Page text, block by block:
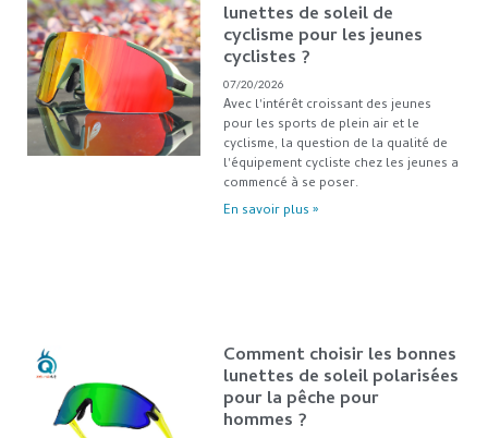
lunettes de soleil de
cyclisme pour les jeunes
cyclistes ?
07/20/2026
Avec l'intérêt croissant des jeunes
pour les sports de plein air et le
cyclisme, la question de la qualité de
l'équipement cycliste chez les jeunes a
commencé à se poser.
En savoir plus »
Comment choisir les bonnes
lunettes de soleil polarisées
pour la pêche pour
hommes ?